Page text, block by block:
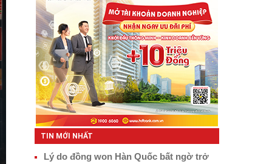
TIN MỚI NHẤT
Lý do đồng won Hàn Quốc bất ngờ trở